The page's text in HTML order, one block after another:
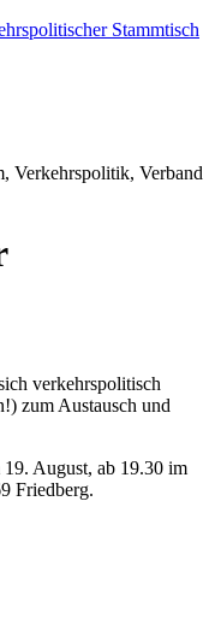
Stammtisch
Verkehrspolitik, Verband
verkehrspolitisch
zum Austausch und
August, ab 19.30 im
Friedberg.